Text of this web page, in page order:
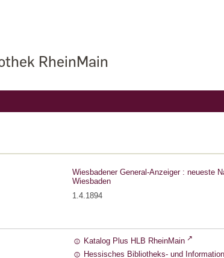
RheinMain
Wiesbadener General-Anzeiger : neueste
Wiesbaden
1.4.1894
Katalog Plus HLB RheinMain
Hessisches Bibliotheks- und